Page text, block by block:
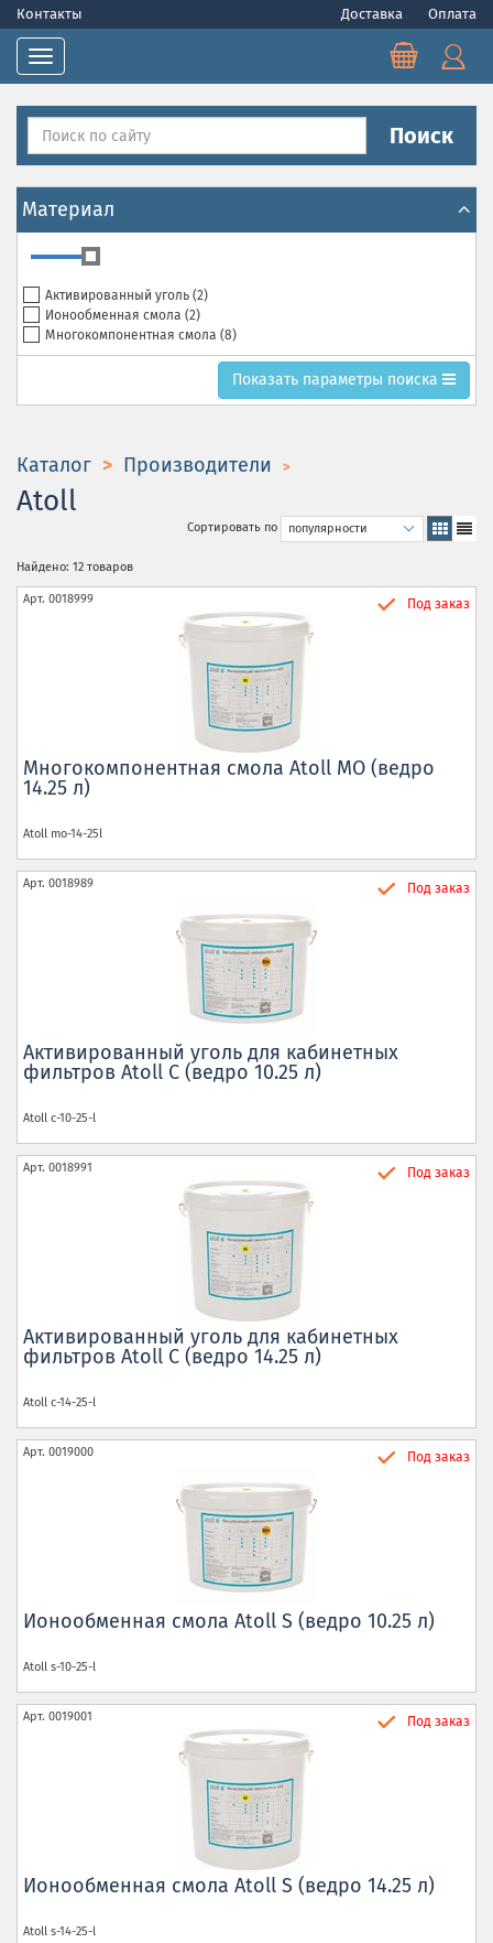
Контакты Доставка Оплата
Toggle navigation
Поиск
Материал
Активированный уголь (2)
Ионообменная смола (2)
Многокомпонентная смола (8)
Toggle search parametrs
Показать параметры поиска
Каталог Производители
Atoll
Сортировать по
Найдено: 12 товаров
Арт. 0018999 Под заказ
Многокомпонентная смола Atoll MO (ведро
14.25 л)
Atoll mo-14-25l
Арт. 0018989 Под заказ
Активированный уголь для кабинетных
фильтров Atoll C (ведро 10.25 л)
Atoll c-10-25-l
Арт. 0018991 Под заказ
Активированный уголь для кабинетных
фильтров Atoll C (ведро 14.25 л)
Atoll c-14-25-l
Арт. 0019000 Под заказ
Ионообменная смола Atoll S (ведро 10.25 л)
Atoll s-10-25-l
Арт. 0019001 Под заказ
Ионообменная смола Atoll S (ведро 14.25 л)
Atoll s-14-25-l